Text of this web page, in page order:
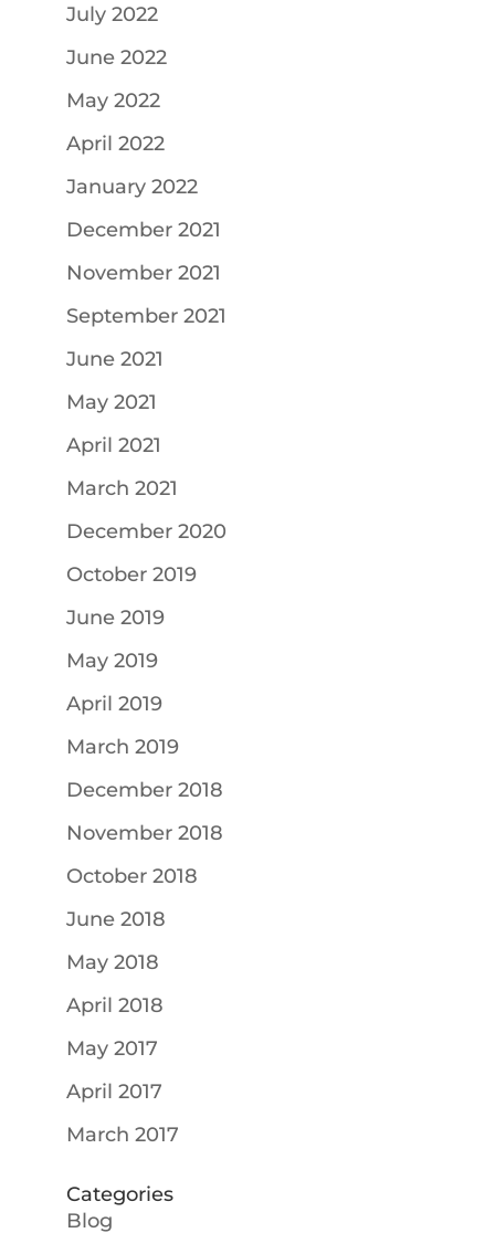
July 2022
June 2022
May 2022
April 2022
January 2022
December 2021
November 2021
September 2021
June 2021
May 2021
April 2021
March 2021
December 2020
October 2019
June 2019
May 2019
April 2019
March 2019
December 2018
November 2018
October 2018
June 2018
May 2018
April 2018
May 2017
April 2017
March 2017
Categories
Blog